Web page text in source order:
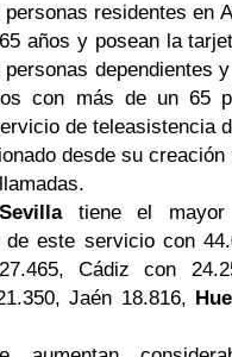
residentes en
años y posean la
personas dependientes
con más de un 65
de teleasistencia
desde su creación
Sevillatiene el mayor
de este servicio con
Cádiz con
Jaén 18.816,